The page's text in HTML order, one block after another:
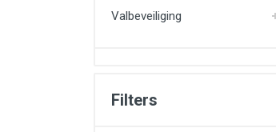
Valbeveiliging
Filters